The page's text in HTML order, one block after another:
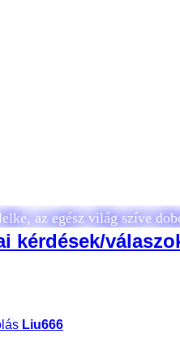
az egész világ szíve
kérdések/
Liu666